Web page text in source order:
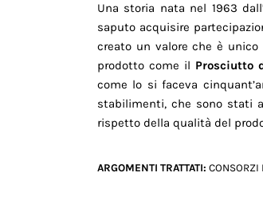
Una storia nata nel 1963
saputo acquisire
creato un valore che è
prodotto come il Prosciutto
come lo si faceva
stabilimenti, che sono stati
rispetto della qualità del
ARGOMENTI TRATTATI: CONSORZI